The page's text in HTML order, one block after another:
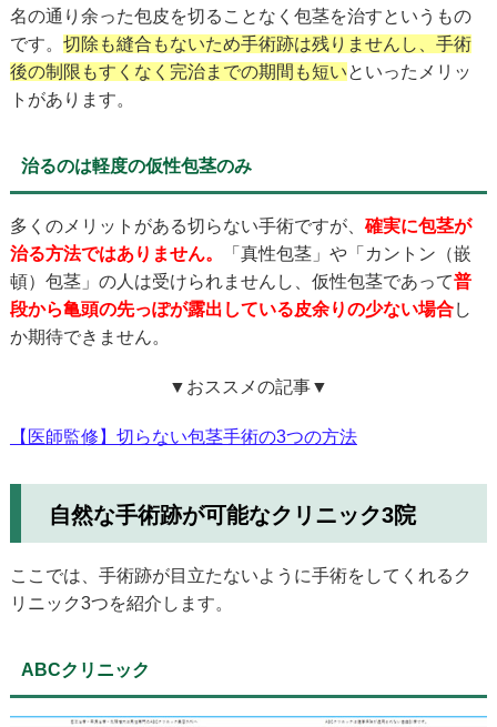
名の通り余った包皮を切ることなく包茎を治すというもの
です。 切除も縫合もないため手術跡は残りませんし、手術
後の制限もすくなく完治までの期間も短いといったメリッ
トがあります。
治るのは軽度の仮性包茎のみ
多くのメリットがある切らない手術ですが、 確実に包茎が
治る方法ではありません。
「真性包茎」や「カントン（嵌
頓）包茎」の人は受けられませんし、仮性包茎であって普
段から亀頭の先っぽが露出している皮余りの少ない場合し
か期待できません。
▼おススメの記事▼
【医師監修】切らない包茎手術の3つの方法
自然な手術跡が可能なクリニック3院
ここでは、手術跡が目立たないように手術をしてくれるク
リニック3つを紹介します。
ABCクリニック